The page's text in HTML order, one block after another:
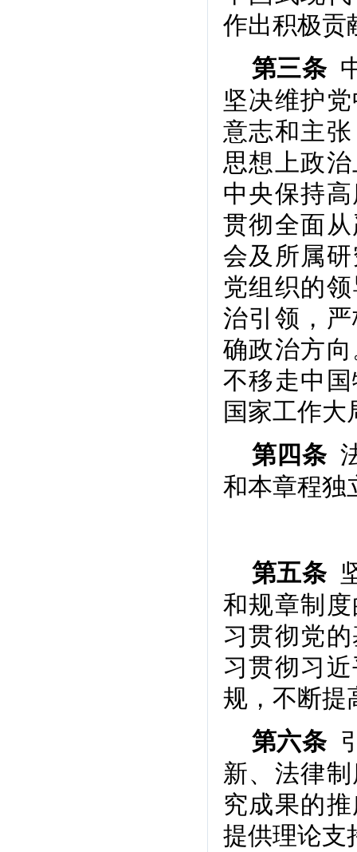
作出积极贡
第三条
坚决维护
意志和主
思想上政
中央保持
贯彻全面
会及所属
党组织的
治引领，
确政治方
不移走中
国家工作大
第四条
和本章程独
第五条
和规章制
习贯彻党
习贯彻习
规，不断提
第六条
新、法律
究成果的
提供理论支